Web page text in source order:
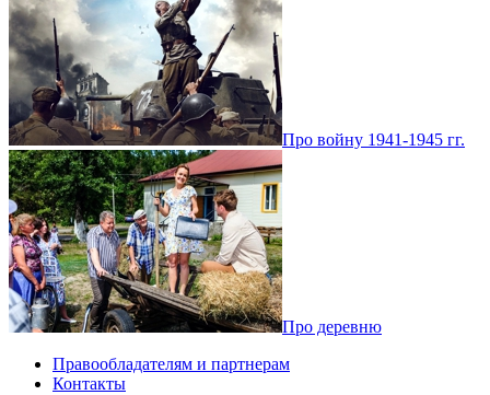
Про войну 1941-1945 гг.
Про деревню
Правообладателям и партнерам
Контакты